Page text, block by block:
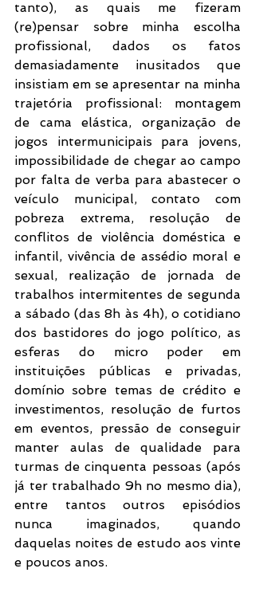
tanto), as quais me fizeram
(re)pensar sobre minha escolha
profissional, dados os fatos
demasiadamente inusitados que
insistiam em se apresentar na minha
trajetória profissional: montagem
de cama elástica, organização de
jogos intermunicipais para jovens,
impossibilidade de chegar ao campo
por falta de verba para abastecer o
veículo municipal, contato com
pobreza extrema, resolução de
conflitos de violência doméstica e
infantil, vivência de assédio moral e
sexual, realização de jornada de
trabalhos intermitentes de segunda
a sábado (das 8h às 4h), o cotidiano
dos bastidores do jogo político, as
esferas do micro poder em
instituições públicas e privadas,
domínio sobre temas de crédito e
investimentos, resolução de furtos
em eventos, pressão de conseguir
manter aulas de qualidade para
turmas de cinquenta pessoas (após
já ter trabalhado 9h no mesmo dia),
entre tantos outros episódios
nunca imaginados, quando
daquelas noites de estudo aos vinte
e poucos anos.